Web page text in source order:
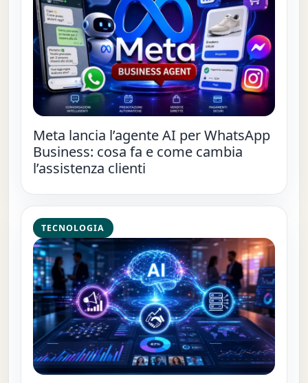
Meta lancia l’agente AI per WhatsApp
Business: cosa fa e come cambia
l’assistenza clienti
TECNOLOGIA